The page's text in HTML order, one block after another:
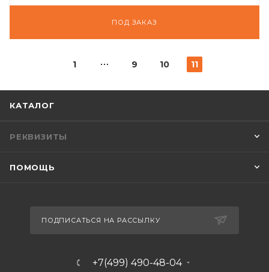
ПОД ЗАКАЗ
1 9 10 11
КАТАЛОГ
РЕКВИЗИТЫ
ПОМОЩЬ
ПОДПИСАТЬСЯ НА РАССЫЛКУ
+7(499) 490-48-04